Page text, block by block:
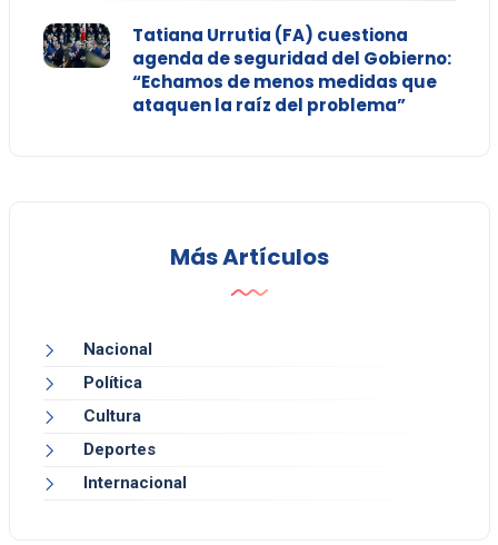
Tatiana Urrutia (FA) cuestiona
agenda de seguridad del Gobierno:
“Echamos de menos medidas que
ataquen la raíz del problema”
Más Artículos
Nacional
Política
Cultura
Deportes
Internacional